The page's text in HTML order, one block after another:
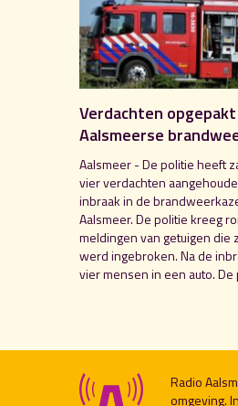
Verdachten
Aalsmeerse
Aalsmeer - De politie heeft
vier verdachten
inbraak in de
Aalsmeer. De politie kreeg
meldingen van getuigen die
werd ingebroken. Na de
vier mensen in een auto. De
Radio
omgeving.